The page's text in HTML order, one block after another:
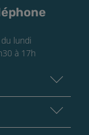
lundi
à 17h